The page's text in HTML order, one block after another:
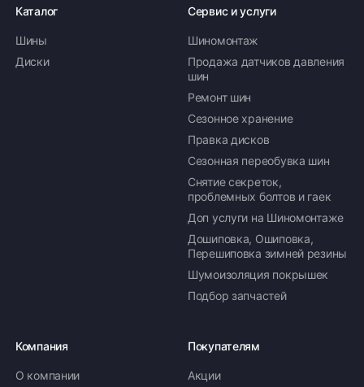
Каталог
Шины
Диски
Сервис и услуги
Шиномонтаж
Продажа датчиков давления
шин
Ремонт шин
Сезонное хранение
Правка дисков
Сезонная переобувка шин
Снятие секреток,
проблемных болтов и гаек
Доп услуги на Шиномонтаже
Дошиповка, Ошиповка,
Перешиповка зимней резины
Шумоизоляция покрышек
Подбор запчастей
Компания
О компании
Покупателям
Акции